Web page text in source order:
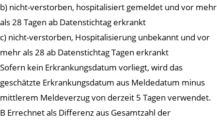
b) nicht-verstorben, hospitalisiert gemeldet und vor mehr
als 28 Tagen ab Datenstichtag erkrankt
c) nicht-verstorben, Hospitalisierung unbekannt und vor
mehr als 28 ab Datenstichtag Tagen erkrankt
Sofern kein Erkrankungsdatum vorliegt, wird das
geschätzte Erkrankungsdatum aus Meldedatum minus
mittlerem Meldeverzug von derzeit 5 Tagen verwendet.
B Errechnet als Differenz aus Gesamtzahl der